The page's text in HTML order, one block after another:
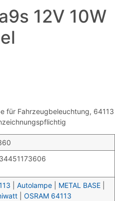
12V 10W
für Fahrzeugbeleuchtung, 64113
Autolampe METAL BASE
OSRAM 64113